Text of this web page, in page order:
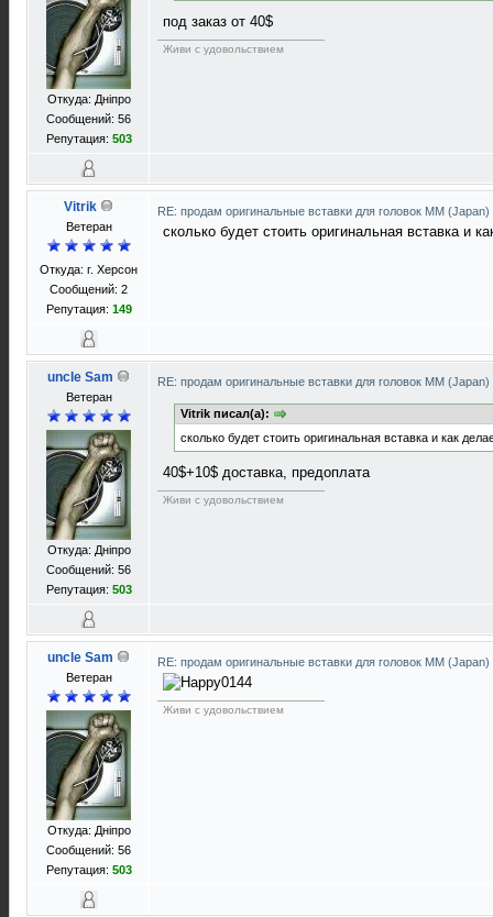
Откуда: Днiпро
Сообщений: 56
Репутация: 503
под заказ от 40$
Живи с удовольствием
Vitrik
Ветеран
Откуда: г. Херсон
Сообщений: 2
Репутация: 149
RE: продам оригинальные вставки для головок ММ (Japan)
сколько будет стоить оригинальная вставка и
uncle Sam
Ветеран
Откуда: Днiпро
Сообщений: 56
Репутация: 503
RE: продам оригинальные вставки для головок ММ (Japan)
Vitrik писал(а):
сколько будет стоить оригинальная вставка и как
40$+10$ доставка, предоплата
Живи с удовольствием
uncle Sam
Ветеран
Откуда: Днiпро
Сообщений: 56
Репутация: 503
RE: продам оригинальные вставки для головок ММ (Japan)
Живи с удовольствием